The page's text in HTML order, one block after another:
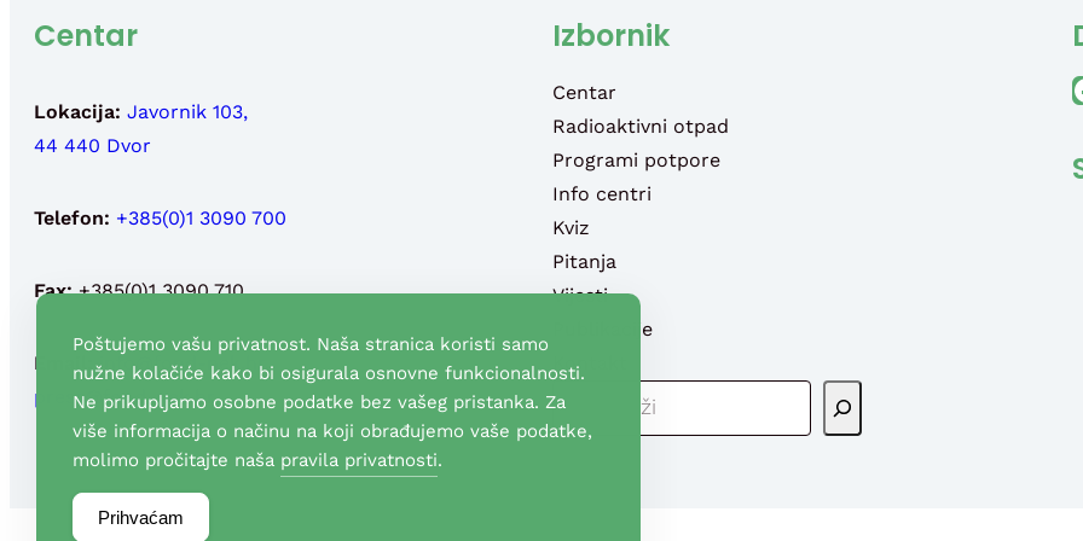
Centar
Lokacija: Javornik 103,
44 440 Dvor
Telefon: +385(0)1 3090 700
Fax:+385(0)1 3090 710
Email: info@fond-nek.hr
press@fond-nek.hr
Izbornik
Centar
Radioaktivni otpad
Programi potpore
Info centri
Kviz
Pitanja
Vijesti
Publikacije
Kontakt
P
Poštujemo vašu privatnost. Naša stranica koristi samo
nužne kolačiće kako bi osigurala osnovne funkcionalnosti.
Ne prikupljamo osobne podatke bez vašeg pristanka. Za
više informacija o načinu na koji obrađujemo vaše podatke,
molimo pročitajte naša pravila privatnosti.
Prihvaćam